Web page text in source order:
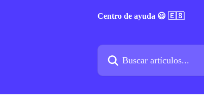
Centro de ayuda 😃 🇪🇸
Buscar artículos...